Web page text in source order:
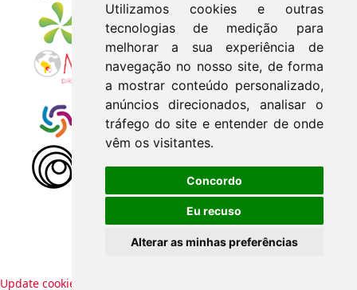
Utilizamos cookies e outras
tecnologias de medição para
melhorar a sua experiência de
navegação no nosso site, de forma
a mostrar conteúdo personalizado,
anúncios direcionados, analisar o
tráfego do site e entender de onde
vêm os visitantes.
Concordo
Eu recuso
Alterar as minhas preferências
Update cookies preferences